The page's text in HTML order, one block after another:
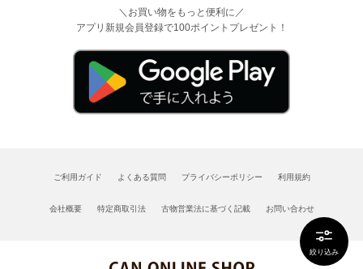
絞り込み
＼お買い物をもっと便利に／
アプリ新規会員登録で100ポイントプレゼント！
ご利用ガイド よくある質問 プライバシーポリシー 利用規約
会社概要 特定商取引法 古物営業法に基づく記載 お問い合わせ